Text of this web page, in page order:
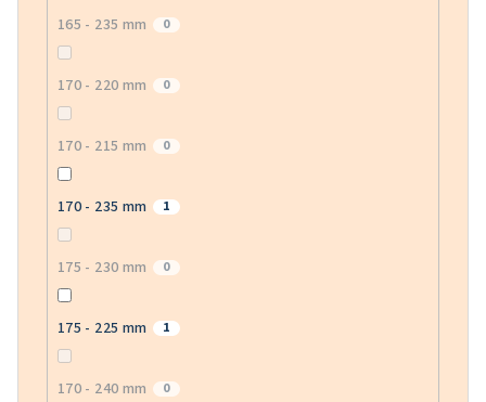
165 - 235 mm 0
170 - 220 mm 0
170 - 215 mm 0
170 - 235 mm 1
175 - 230 mm 0
175 - 225 mm 1
170 - 240 mm 0